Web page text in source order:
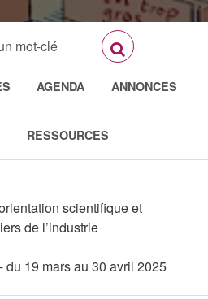
AGENDA ANNONCES
RESSOURCES
scientifique et
de l’industrie
du 19 mars au 30 avril 2025